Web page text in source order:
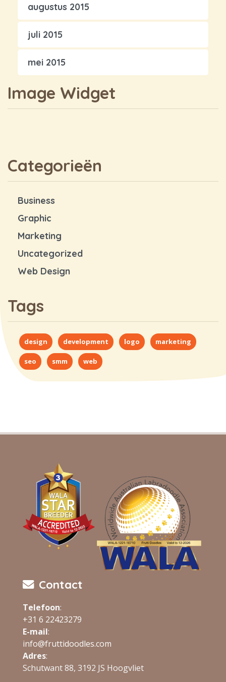
augustus 2015
juli 2015
mei 2015
Image Widget
Categorieën
Business
Graphic
Marketing
Uncategorized
Web Design
Tags
design development logo marketing
seo smm web
Contact
Telefoon:
+31 6 22423279
E-mail:
info@fruttidoodles.com
Adres:
Schutwant 88, 3192 JS Hoogvliet